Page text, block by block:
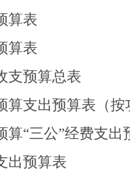
算表
算表
支预算总表
算支出预算表 （
算“三公”经费支出
出预算表